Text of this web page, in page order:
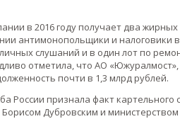
в 2016 году получает два
антимонопольщики и налоговики
слушаний и в один лот по
отметила, что АО
почти в 1,3 млрд рублей.
России признала факт картельного
Дубровским и